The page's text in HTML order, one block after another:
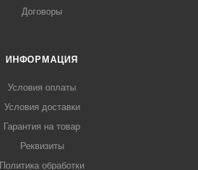
Договоры
ИНФОРМАЦИЯ
Условия оплаты
Условия доставки
Гарантия на товар
Реквизиты
Политика обработки